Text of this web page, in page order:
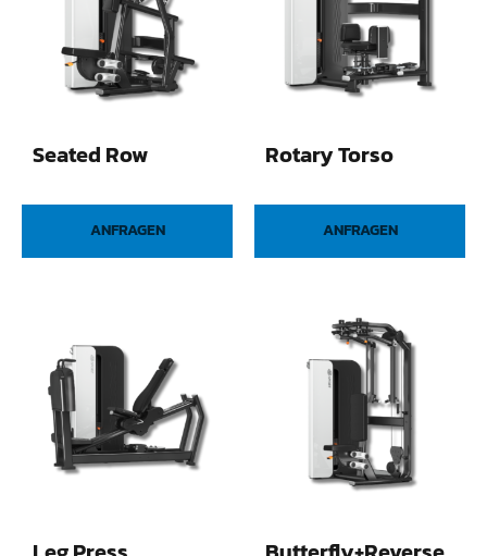
Seated Row
ANFRAGEN
Rotary Torso
ANFRAGEN